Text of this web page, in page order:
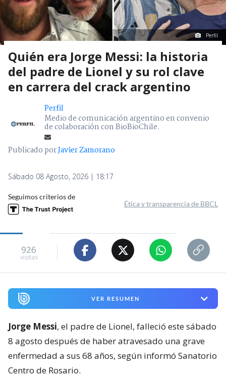
Perfil
Quién era Jorge Messi: la historia
del padre de Lionel y su rol clave
en carrera del crack argentino
Perfil
Medio de comunicación argentino en convenio
de colaboración con BioBioChile.
Publicado porJavier Zamorano
Sábado 08 Agosto, 2026 | 18:17
Seguimos criterios de
Ética y transparencia de BBCL
926
visitas
VER RESUMEN
Jorge Messi, el padre de Lionel, falleció este sábado
8 agosto después de haber atravesado una grave
enfermedad a sus 68 años, según informó Sanatorio
Centro de Rosario.